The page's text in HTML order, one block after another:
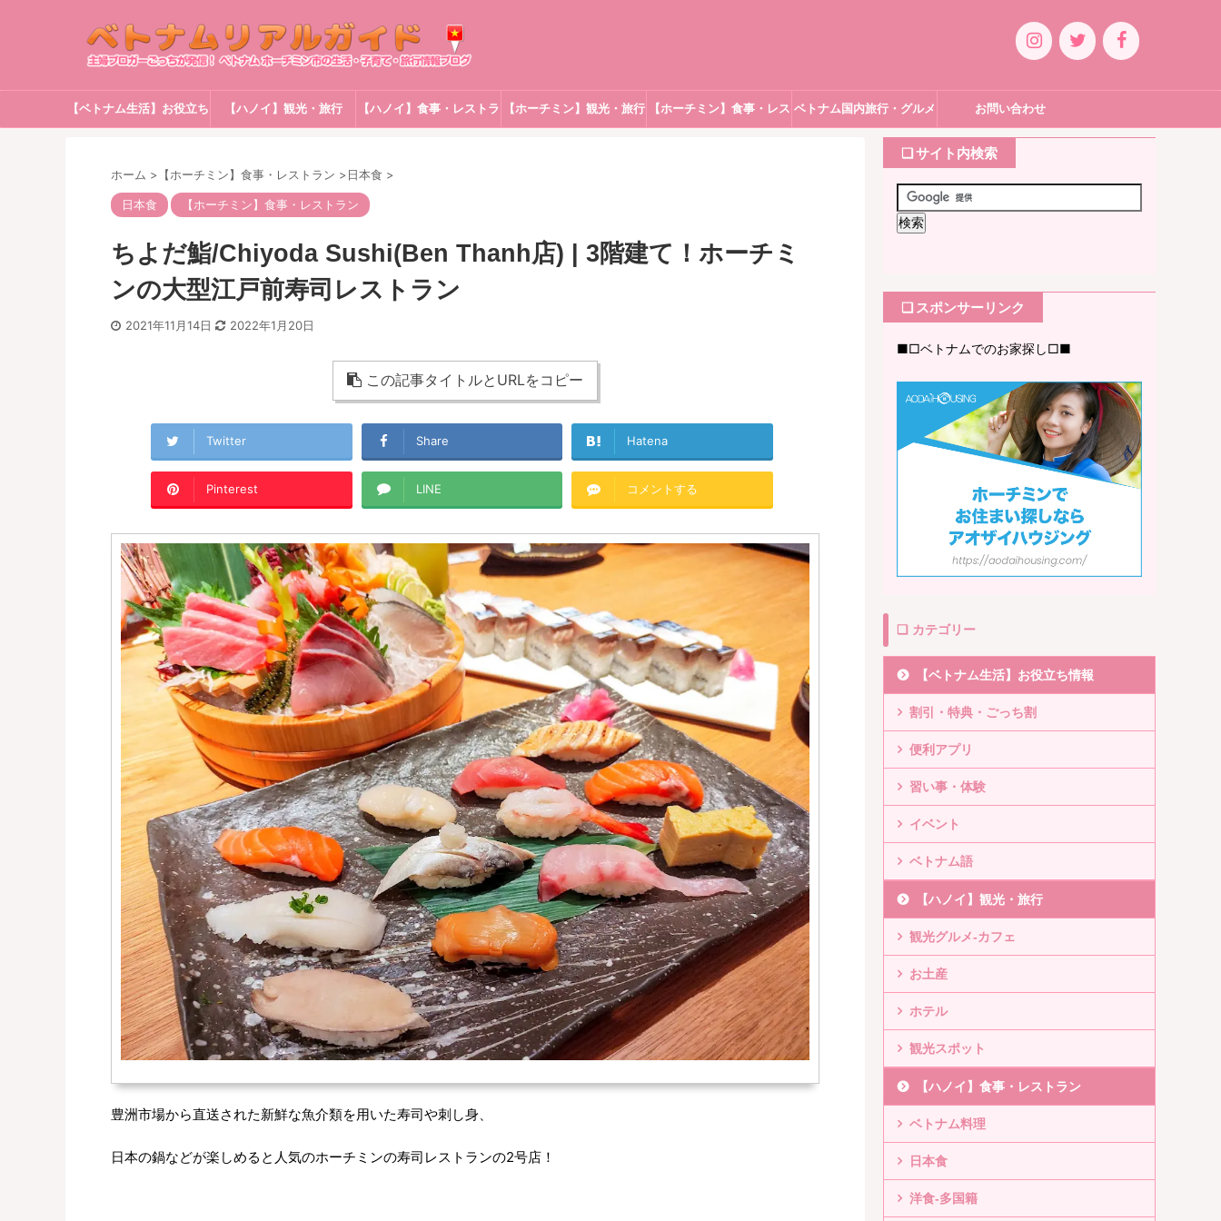
【ベトナム生活】お役立ち 【ハノイ】観光・旅行 【ハノイ】食事・レストラ 【ホーチミン】観光・旅行 【ホーチミン】食事・レス ベトナム国内旅行・グルメ お問い合わせ
ホーム > 【ホーチミン】食事・レストラン >日本食 >
日本食 【ホーチミン】食事・レストラン
ちよだ鮨/Chiyoda Sushi(Ben Thanh店) | 3階建て！ホーチミ
ンの大型江戸前寿司レストラン
2021年11月14日 2022年1月20日
この記事タイトルとURLをコピー
Twitter Share Hatena
Pinterest LINE コメントする
豊洲市場から直送された新鮮な魚介類を用いた寿司や刺し身、
日本の鍋などが楽しめると人気のホーチミンの寿司レストランの2号店！
❏ サイト内検索
❏ スポンサーリンク
■□ベトナムでのお家探し□■
❏ カテゴリー
【ベトナム生活】お役立ち情報
割引・特典・ごっち割
便利アプリ
習い事・体験
イベント
ベトナム語
【ハノイ】観光・旅行
観光グルメ-カフェ
お土産
ホテル
観光スポット
【ハノイ】食事・レストラン
ベトナム料理
日本食
洋食-多国籍